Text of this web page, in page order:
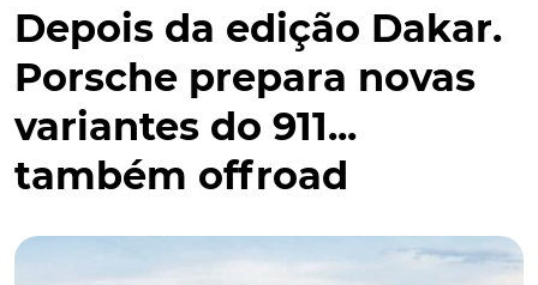
Testes
Marcas
Curiosidades
Elétricos
Técnica
Testes
Depois da edição Dakar.
Porsche prepara novas
variantes do 911...
também offroad